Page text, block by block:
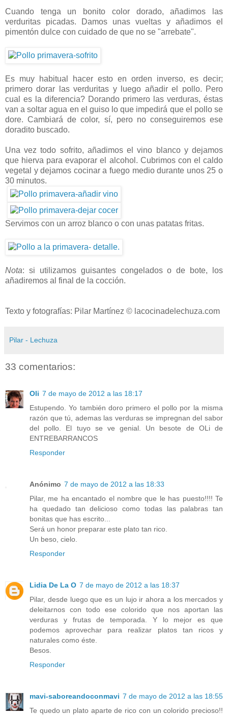
Cuando tenga un bonito color dorado, añadimos las
verduritas picadas. Damos unas vueltas y añadimos el
pimentón dulce con cuidado de que no se "arrebate".
Es muy habitual hacer esto en orden inverso, es decir;
primero dorar las verduritas y luego añadir el pollo. Pero
cual es la diferencia? Dorando primero las verduras, éstas
van a soltar agua en el guiso lo que impedirá que el pollo se
dore. Cambiará de color, sí, pero no conseguiremos ese
doradito buscado.
Una vez todo sofrito, añadimos el vino blanco y dejamos
que hierva para evaporar el alcohol. Cubrimos con el caldo
vegetal y dejamos cocinar a fuego medio durante unos 25 o
30 minutos.
Servimos con un arroz blanco o con unas patatas fritas.
Nota: si utilizamos guisantes congelados o de bote, los
añadiremos al final de la cocción.
Texto y fotografías: Pilar Martínez © lacocinadelechuza.com
Pilar - Lechuza
33 comentarios:
Oli 7 de mayo de 2012 a las 18:17
Estupendo. Yo también doro primero el pollo por la misma
razón que tú, ademas las verduras se impregnan del sabor
del pollo. El tuyo se ve genial. Un besote de OLi de
ENTREBARRANCOS
Responder
Anónimo 7 de mayo de 2012 a las 18:33
Pilar, me ha encantado el nombre que le has puesto!!!! Te
ha quedado tan delicioso como todas las palabras tan
bonitas que has escrito...
Será un honor preparar este plato tan rico.
Un beso, cielo.
Responder
Lidia De La O 7 de mayo de 2012 a las 18:37
Pilar, desde luego que es un lujo ir ahora a los mercados y
deleitarnos con todo ese colorido que nos aportan las
verduras y frutas de temporada. Y lo mejor es que
podemos aprovechar para realizar platos tan ricos y
naturales como éste.
Besos.
Responder
mavi-saboreandoconmavi 7 de mayo de 2012 a las 18:55
Te quedo un plato aparte de rico con un colorido precioso!!